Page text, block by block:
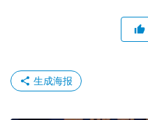
生成海报